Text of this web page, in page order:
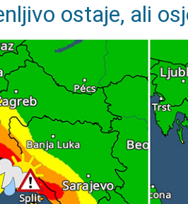
ostaje, ali